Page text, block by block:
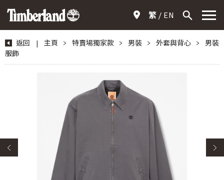
繁 EN
返回 | 主頁 > 特賣場獨家款 > 男裝 > 外套與背心 >
男裝
服飾